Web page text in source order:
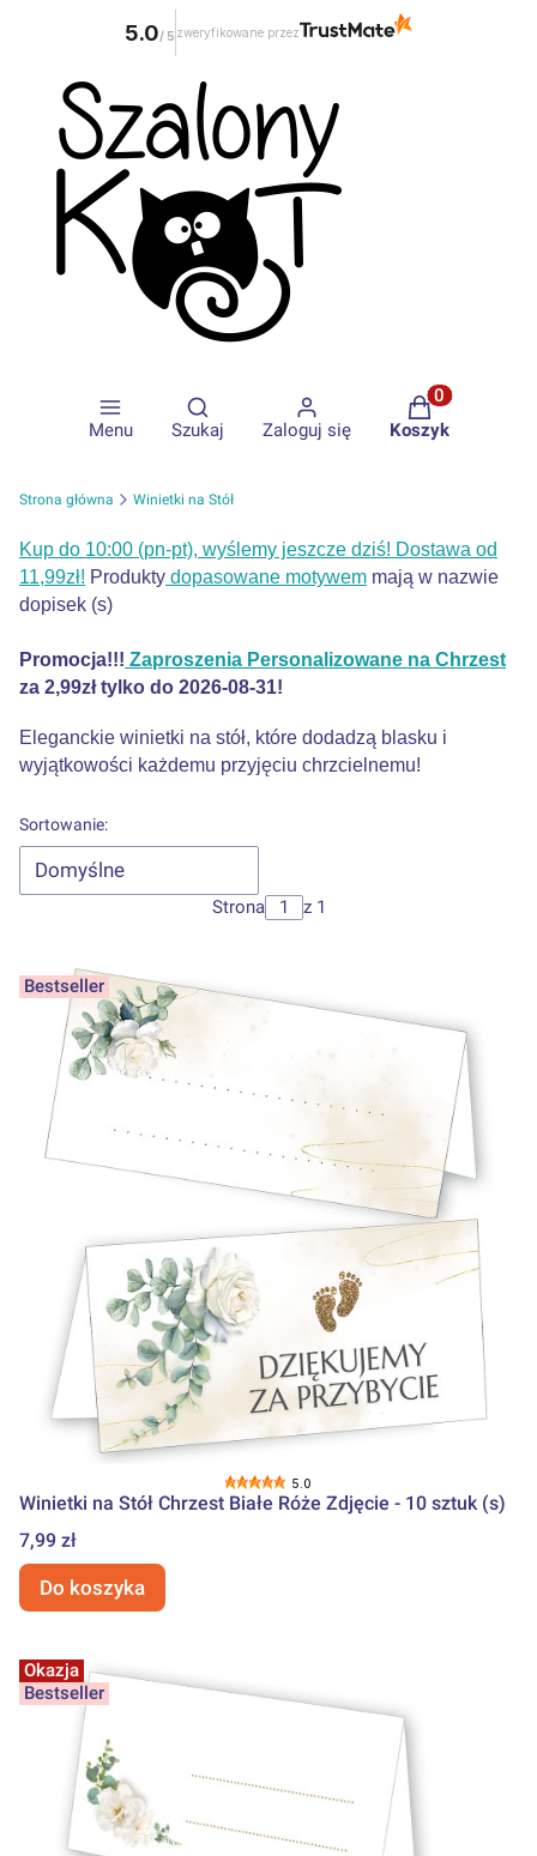
Menu
Otwórz wyszukiwarkę
Szukaj Zaloguj się
Produkty w
Koszyk
Strona główna Winietki na Stół
Kup do 10:00 (pn-pt), wyślemy jeszcze dziś! Dostawa od
11,99zł! Produkty dopasowane motywem mają w nazwie
dopisek (s)
Promocja!!! Zaproszenia Personalizowane na Chrzest
za 2,99zł tylko do 2026-08-31!
Eleganckie winietki na stół, które dodadzą blasku i
wyjątkowości każdemu przyjęciu chrzcielnemu!
Lista produktów
Sortowanie:
Domyślne
Strona z 1
Bestseller
5.0
Winietki na Stół Chrzest Białe Róże Zdjęcie - 10 sztuk (s)
Cena
7,99 zł
Do koszyka
Okazja
Bestseller
5.0/ 5 zweryfikowane przez